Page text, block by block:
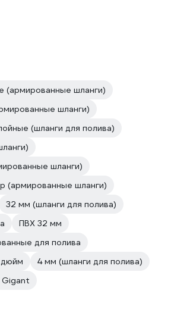
(армированные шланги)
шланги)
(шланги для полива)
шланги)
(армированные шланги)
32 мм (шланги для полива)
ПВХ 32 мм
для полива
дюйм
4 мм (шланги для полива)
Gigant